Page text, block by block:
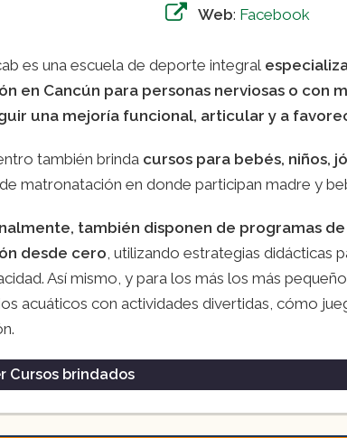
Web: Facebook
es una escuela de deporte integral
en Cancún para personas nerviosas o con
una mejoría funcional, articular y a
también brinda cursos para bebés, niños,
matronatación en donde participan madre y
también disponen de programas
desde cero , utilizando estrategias didácticas
Así mismo, y para los más los más
acuáticos con actividades divertidas, cómo
Cursos brindados